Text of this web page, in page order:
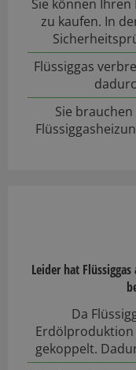
Sie können
zu kaufen. In
Flüssiggas
Sie
Leider hat
Da
Erdölproduktion
gekoppelt.